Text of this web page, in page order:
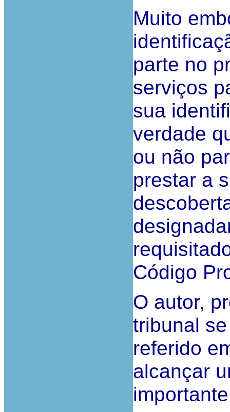
Muito
parte no
serviços
sua
verdade
ou não
prestar a
Código
O autor,
tribunal
referido
alcançar